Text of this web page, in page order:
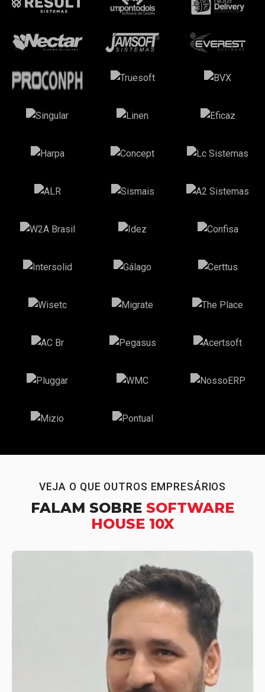
VEJA O QUE OUTROS EMPRESÁRIOS
FALAM SOBRE SOFTWARE
HOUSE 10X